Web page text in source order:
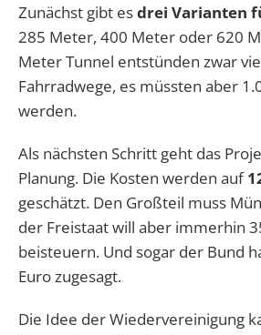
Zunächst gibt esdrei Varianten
285 Meter, 400 Meter oder 620
Meter Tunnel entstünden zwar
Fahrradwege, es müssten aber
werden.
Als nächsten Schritt geht das
Planung. Die Kosten werden auf
geschätzt. Den Großteil muss
der Freistaat will aber immerhin
beisteuern. Und sogar der Bund
Euro zugesagt.
Die Idee der Wiedervereinigung